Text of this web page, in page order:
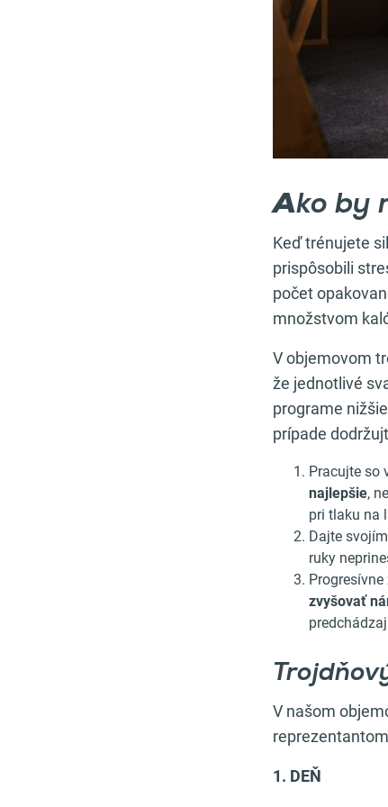
Ako by
Keď trénujete
prispôsobili
počet
množstvom
V objemovom
že jednotlivé
programe
prípade
Pracujte so
najlepšie,
pri tlaku na
Dajte
ruky
zvyšovať
V našom
1. DEŇ